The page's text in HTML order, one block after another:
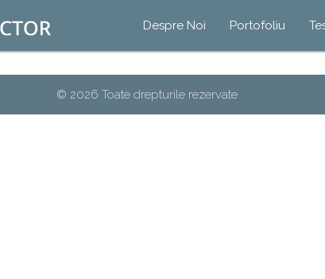
Despre Noi Portofoliu
© 2026 Toate drepturile rezervate